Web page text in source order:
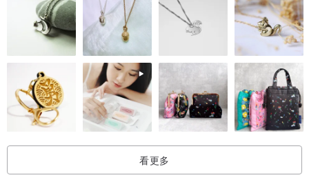
看更多